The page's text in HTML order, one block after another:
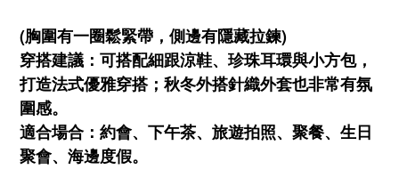
(胸圍有一圈鬆緊帶，側邊有隱藏拉鍊)
穿搭建議：可搭配細跟涼鞋、珍珠耳環與小方包，
打造法式優雅穿搭；秋冬外搭針織外套也非常有氛
圍感。
適合場合：約會、下午茶、旅遊拍照、聚餐、生日
聚會、海邊度假。